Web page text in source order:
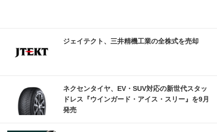
ジェイテクト、三井精機工業の全株式を売却
ネクセンタイヤ、EV・SUV対応の新世代スタッ
ドレス『ウインガード・アイス・スリー』を9月
発売